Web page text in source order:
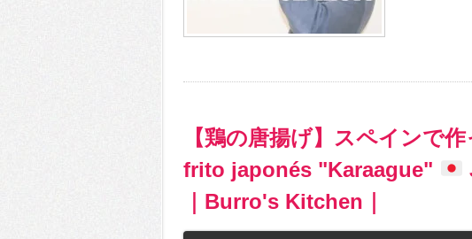
【鶏の唐揚げ】スペインで作
frito japonés "Karaague"
｜Burro's Kitchen｜